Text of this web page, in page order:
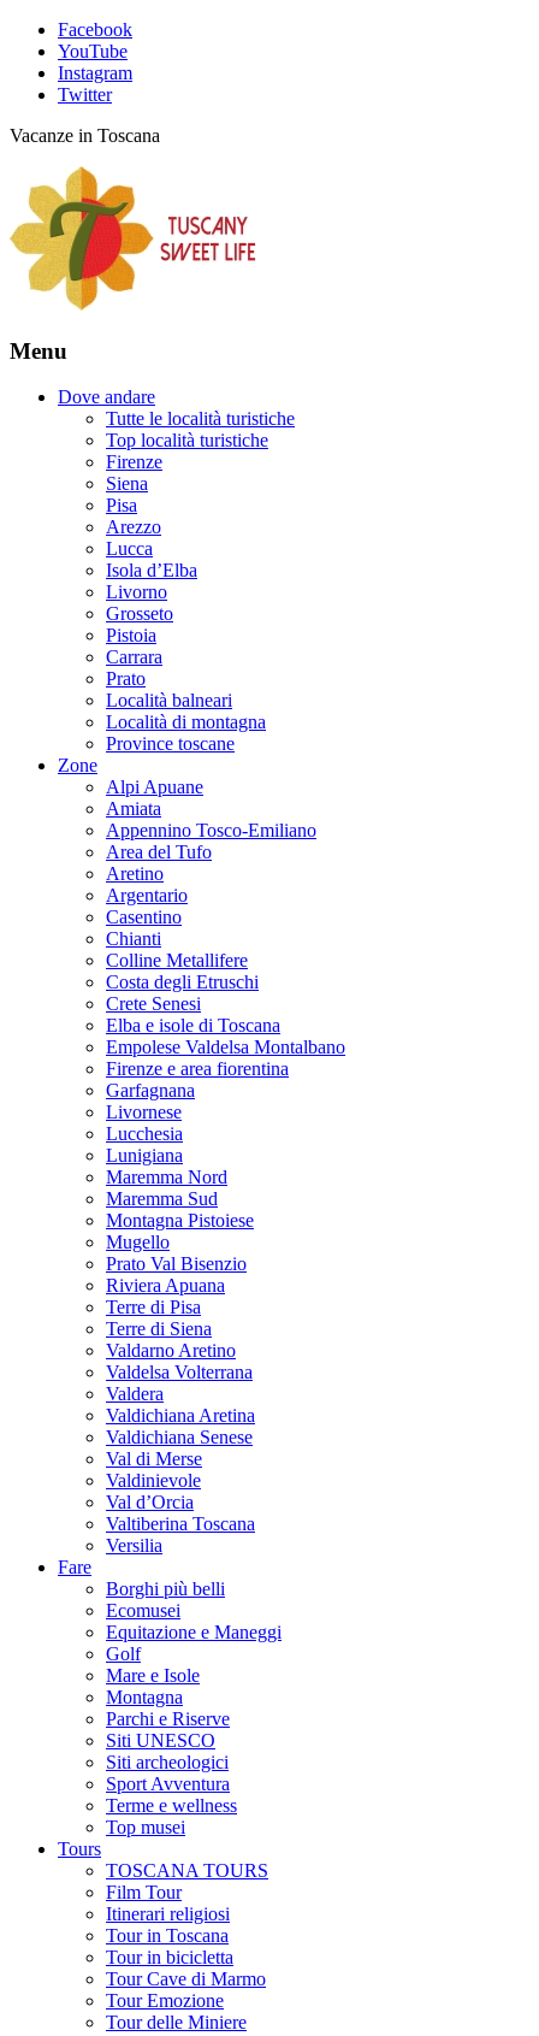
Facebook
YouTube
Instagram
Twitter
Vacanze in Toscana
Menu
Dove andare
Tutte le località turistiche
Top località turistiche
Firenze
Siena
Pisa
Arezzo
Lucca
Isola d’Elba
Livorno
Grosseto
Pistoia
Carrara
Prato
Località balneari
Località di montagna
Province toscane
Zone
Alpi Apuane
Amiata
Appennino Tosco-Emiliano
Area del Tufo
Aretino
Argentario
Casentino
Chianti
Colline Metallifere
Costa degli Etruschi
Crete Senesi
Elba e isole di Toscana
Empolese Valdelsa Montalbano
Firenze e area fiorentina
Garfagnana
Livornese
Lucchesia
Lunigiana
Maremma Nord
Maremma Sud
Montagna Pistoiese
Mugello
Prato Val Bisenzio
Riviera Apuana
Terre di Pisa
Terre di Siena
Valdarno Aretino
Valdelsa Volterrana
Valdera
Valdichiana Aretina
Valdichiana Senese
Val di Merse
Valdinievole
Val d’Orcia
Valtiberina Toscana
Versilia
Fare
Borghi più belli
Ecomusei
Equitazione e Maneggi
Golf
Mare e Isole
Montagna
Parchi e Riserve
Siti UNESCO
Siti archeologici
Sport Avventura
Terme e wellness
Top musei
Tours
TOSCANA TOURS
Film Tour
Itinerari religiosi
Tour in Toscana
Tour in bicicletta
Tour Cave di Marmo
Tour Emozione
Tour delle Miniere